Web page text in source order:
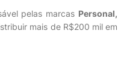
pelas marcas Personal,
mais de R$200 mil em